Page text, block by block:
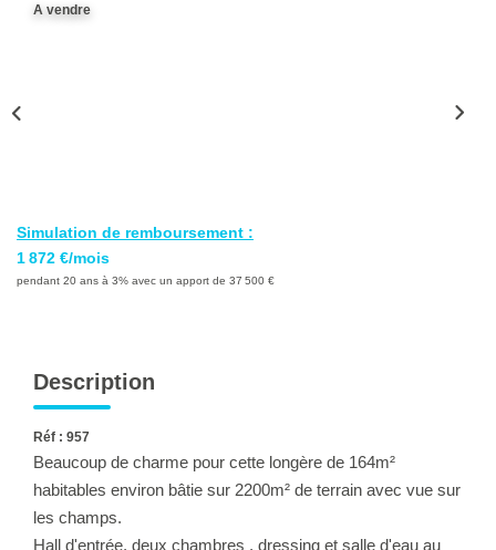
ACCES COPRO
A vendre
Simulation de remboursement :
1 872 €/mois
pendant 20 ans à 3% avec un apport de 37 500 €
Description
Réf : 957
Beaucoup de charme pour cette longère de 164m²
habitables environ bâtie sur 2200m² de terrain avec vue sur
les champs.
Hall d'entrée, deux chambres , dressing et salle d'eau au